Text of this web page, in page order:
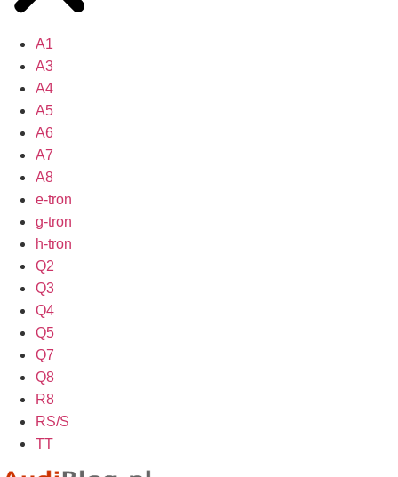
A1
A3
A4
A5
A6
A7
A8
e-tron
g-tron
h-tron
Q2
Q3
Q4
Q5
Q7
Q8
R8
RS/S
TT